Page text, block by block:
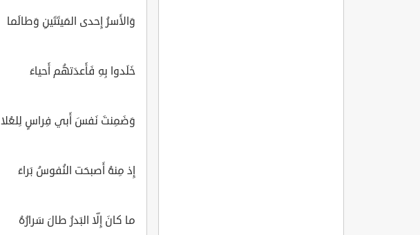
وَالأَسرُ إِحدى المَيتَتَينِ وَطالَما
خَلَدوا بِهِ فَأَعدَتهُم أَحياءَ
وَضَمِنتَ نَفسَ أَبي فِراسٍ لِلعُلا
إِذ مِنهُ أَصبحَت النُفوسُ بَراءَ
ما كانَ إِلّا البَدرُ طالَ سَرارُهُ